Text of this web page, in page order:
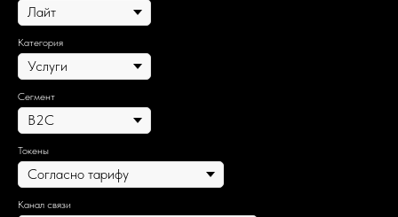
Категория
Сегмент
Токены
Канал связи